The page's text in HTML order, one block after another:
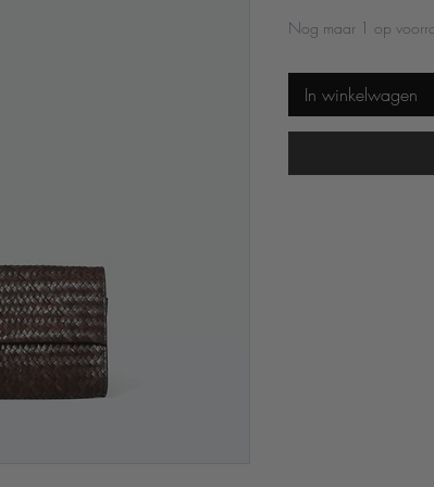
Nog maar 1 op
In winkelwagen